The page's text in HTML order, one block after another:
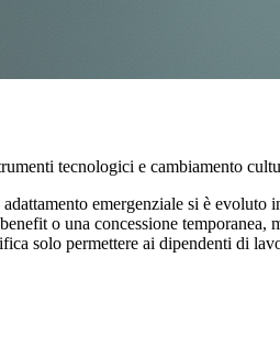
tecnologici e cambiamento
emergenziale si è
o una concessione temporanea,
solo permettere ai dipendenti di